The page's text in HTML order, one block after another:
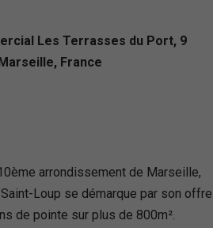
Les Terrasses du Port, 9
France
arrondissement de Marseille,
Loup se démarque par son offre
de pointe sur plus de 800m².